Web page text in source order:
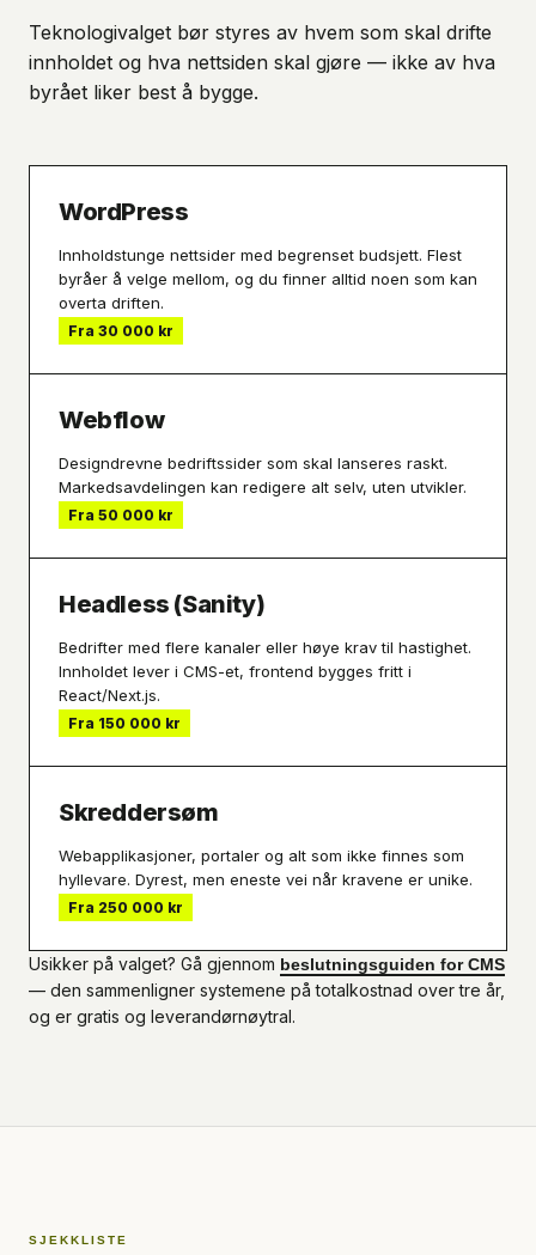
Teknologivalget bør styres av hvem som skal drifte
innholdet og hva nettsiden skal gjøre — ikke av hva
byrået liker best å bygge.
WordPress
Innholdstunge nettsider med begrenset budsjett. Flest
byråer å velge mellom, og du finner alltid noen som kan
overta driften.
Fra 30 000 kr
Webflow
Designdrevne bedriftssider som skal lanseres raskt.
Markedsavdelingen kan redigere alt selv, uten utvikler.
Fra 50 000 kr
Headless (Sanity)
Bedrifter med flere kanaler eller høye krav til hastighet.
Innholdet lever i CMS-et, frontend bygges fritt i
React/Next.js.
Fra 150 000 kr
Skreddersøm
Webapplikasjoner, portaler og alt som ikke finnes som
hyllevare. Dyrest, men eneste vei når kravene er unike.
Fra 250 000 kr
Usikker på valget? Gå gjennom beslutningsguiden for CMS
— den sammenligner systemene på totalkostnad over tre år,
og er gratis og leverandørnøytral.
SJEKKLISTE